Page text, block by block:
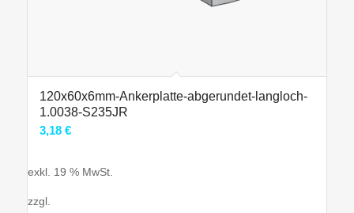
120x60x6mm-Ankerplatte-abgerundet-langloch-
1.0038-S235JR
3,18 €
exkl. 19 % MwSt.
zzgl.